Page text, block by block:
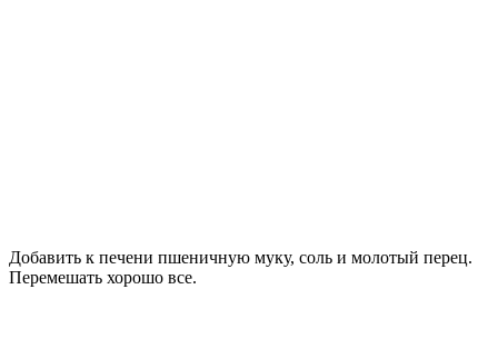
Добавить к печени пшеничную муку, соль и молотый перец.
Перемешать хорошо все.